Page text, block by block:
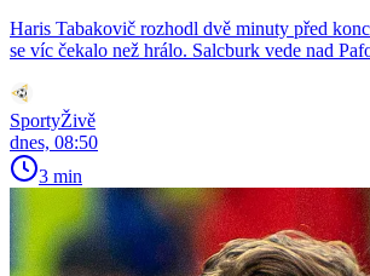
Haris Tabakovič rozhodl dvě minuty před
se víc čekalo než hrálo. Salcburk vede nad
SportyŽivě
dnes, 08:50
3 min